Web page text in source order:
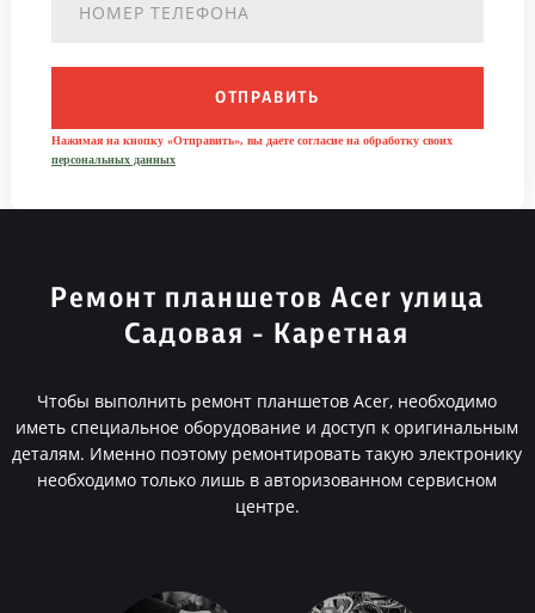
ОТПРАВИТЬ
Нажимая на кнопку «Отправить», вы даете согласие на обработку своих
персональных данных
Ремонт планшетов Acer улица
Садовая - Каретная
Чтобы выполнить ремонт планшетов Acer, необходимо
иметь специальное оборудование и доступ к оригинальным
деталям. Именно поэтому ремонтировать такую электронику
необходимо только лишь в авторизованном сервисном
центре.